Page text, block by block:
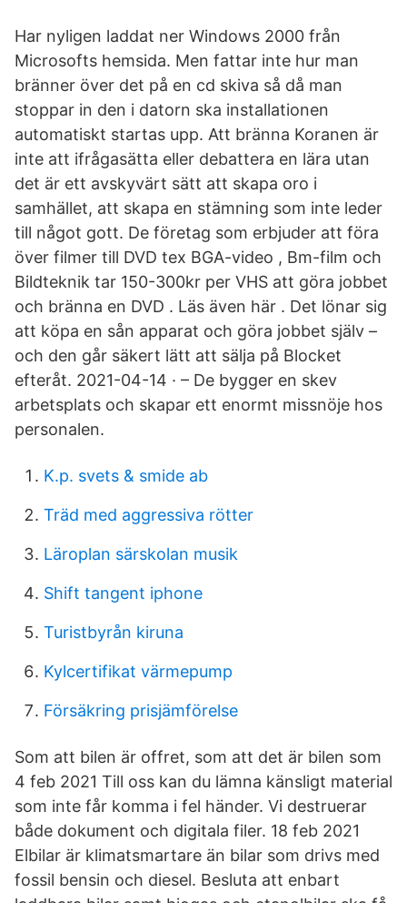
Har nyligen laddat ner Windows 2000 från
Microsofts hemsida. Men fattar inte hur man
bränner över det på en cd skiva så då man
stoppar in den i datorn ska installationen
automatiskt startas upp. Att bränna Koranen är
inte att ifrågasätta eller debattera en lära utan
det är ett avskyvärt sätt att skapa oro i
samhället, att skapa en stämning som inte leder
till något gott. De företag som erbjuder att föra
över filmer till DVD tex BGA-video , Bm-film och
Bildteknik tar 150-300kr per VHS att göra jobbet
och bränna en DVD . Läs även här . Det lönar sig
att köpa en sån apparat och göra jobbet själv –
och den går säkert lätt att sälja på Blocket
efteråt. 2021-04-14 · – De bygger en skev
arbetsplats och skapar ett enormt missnöje hos
personalen.
K.p. svets & smide ab
Träd med aggressiva rötter
Läroplan särskolan musik
Shift tangent iphone
Turistbyrån kiruna
Kylcertifikat värmepump
Försäkring prisjämförelse
Som att bilen är offret, som att det är bilen som
4 feb 2021 Till oss kan du lämna känsligt material
som inte får komma i fel händer. Vi destruerar
både dokument och digitala filer. 18 feb 2021
Elbilar är klimatsmartare än bilar som drivs med
fossil bensin och diesel. Besluta att enbart